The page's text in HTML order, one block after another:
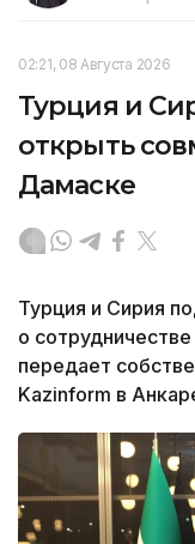
02:21, 08 Августа 2026
Турция и
открыть
Дамаске
Турция и Сирия
о
передает
Kazinform в